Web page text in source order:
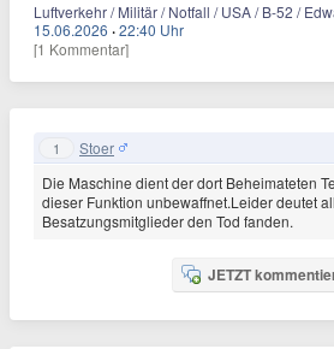
Luftverkehr / Militär / Notfall / USA / B-52 /
15.06.2026 ·22:40 Uhr
[1 Kommentar]
1 Stoer
Die Maschine dient der dort Beheimateten
dieser Funktion unbewaffnet.Leider deutet
Besatzungsmitglieder den Tod fanden.
JETZT